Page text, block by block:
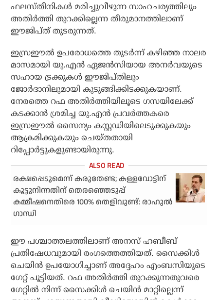
ഫലസ്തീനികള്‍ മരിച്ചുവീഴുന്ന സാഹചര്യത്തിലും
അതിര്‍ത്തി തുറക്കില്ലെന്ന തീരുമാനത്തിലാണ്
ഈജിപ്ത് തുടരുന്നത്.
ഇസ്രഈല്‍ ഉപരോധത്തെ തുടര്‍ന്ന് കഴിഞ്ഞ നാലര
മാസമായി യു.എന്‍ ഏജന്‍സിയായ അനര്‍വയുടെ
സഹായ ട്രക്കുകള്‍ ഈജിപ്തിലും
ജോര്‍ദാനിലുമായി കുടുങ്ങിക്കിടക്കുകയാണ്.
നേരത്തെ റഫ അതിര്‍ത്തിയിലൂടെ ഗസയിലേക്ക്
കടക്കാന്‍ ശ്രമിച്ച യു.എന്‍ പ്രവര്‍ത്തകരെ
ഇസ്രഈല്‍ സൈന്യം കസ്റ്റഡിയിലെടുക്കുകയും
ആക്രമിക്കുകയും ചെയ്തതായി
റിപ്പോര്‍ട്ടുകളുണ്ടായിരുന്നു.
രക്ഷപ്പെടുമെന്ന് കരുതേണ്ട; കള്ളവോട്ടിന്
കൂട്ടുനിന്നതിന് തെരഞ്ഞെടുപ്പ്
കമ്മീഷനെതിരെ 100% തെളിവുണ്ട്: രാഹുല്‍
ഗാന്ധി
ഈ പശ്ചാത്തലത്തിലാണ് അനസ് ഹബീബ്
പ്രതിഷേധവുമായി രംഗത്തെത്തിയത്. സൈക്കിള്‍
ചെയിന്‍ ഉപയോഗിച്ചാണ് അദ്ദേഹം എംബസിയുടെ
ഗേറ്റ് പൂട്ടിയത്. റഫ അതിര്‍ത്തി തുറക്കുന്നതുവരെ
ഗേറ്റില്‍ നിന്ന് സൈക്കിള്‍ ചെയിന്‍ മാറ്റില്ലെന്ന്